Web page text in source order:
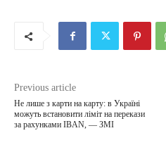
Previous article
Не лише з карти на карту: в Україні
можуть встановити ліміт на перекази
за рахунками IBAN, — ЗМІ